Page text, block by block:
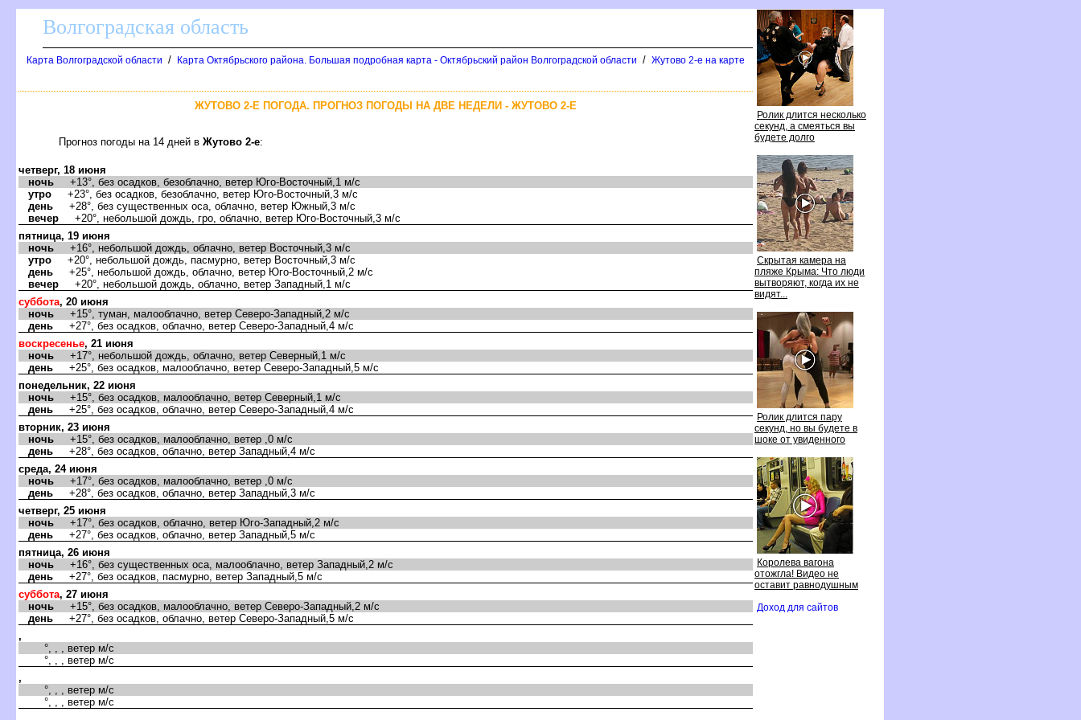
Ролик длится несколько
секунд, а смеяться вы
удете долго
Скрытая камера на
пляже Крыма: Что люди
ытворяют, когда их не
идят...
Ролик длится пару
секунд, но вы будете
шоке от увиденного
Королева вагона
отожгла! Видео не
оставит равнодушным
Доход для сайто
олгоградская область
Карта Волгоградской области / Карта Октябрьского района. Большая подробная карта - Октябрьский район Волгоградской области / Жутово 2-е на карте
ЖУТОВО 2-Е ПОГОДА. ПРОГНОЗ ПОГОДЫ НА ДВЕ НЕДЕЛИ - ЖУТОВО 2-Е
Прогноз погоды на 14 дней Жутово 2-е:
четверг, 18 июня
ночь +13°, без осадков, безоблачно, ветер Юго-Восточный,1 м/с
утро +23°, без осадков, безоблачно, ветер Юго-Восточный,3 м/с
день +28°, без существенных оса, облачно, ветер Южный,3 м/с
ечер +20°, небольшой дождь, гро, облачно, ветер Юго-Восточный,3 м/с
пятница, 19 июня
ночь +16°, небольшой дождь, облачно, ветер Восточный,3 м/с
утро +20°, небольшой дождь, пасмурно, ветер Восточный,3 м/с
день +25°, небольшой дождь, облачно, ветер Юго-Восточный,2 м/с
ечер +20°, небольшой дождь, облачно, ветер Западный,1 м/с
суббота, 20 июня
ночь +15°, туман, малооблачно, ветер Северо-Западный,2 м/с
день +27°, без осадков, облачно, ветер Северо-Западный,4 м/с
оскресенье, 21 июня
ночь +17°, небольшой дождь, облачно, ветер Северный,1 м/с
день +25°, без осадков, малооблачно, ветер Северо-Западный,5 м/с
понедельник, 22 июня
ночь +15°, без осадков, малооблачно, ветер Северный,1 м/с
день +25°, без осадков, облачно, ветер Северо-Западный,4 м/с
торник, 23 июня
ночь +15°, без осадков, малооблачно, ветер ,0 м/с
день +28°, без осадков, облачно, ветер Западный,4 м/с
среда, 24 июня
ночь +17°, без осадков, малооблачно, ветер ,0 м/с
день +28°, без осадков, облачно, ветер Западный,3 м/с
четверг, 25 июня
ночь +17°, без осадков, облачно, ветер Юго-Западный,2 м/с
день +27°, без осадков, облачно, ветер Западный,5 м/с
пятница, 26 июня
ночь +16°, без существенных оса, малооблачно, ветер Западный,2 м/с
день +27°, без осадков, пасмурно, ветер Западный,5 м/с
суббота, 27 июня
ночь +15°, без осадков, малооблачно, ветер Северо-Западный,2 м/с
день +27°, без осадков, облачно, ветер Северо-Западный,5 м/с
,
°, , , ветер м/с
°, , , ветер м/с
,
°, , , ветер м/с
°, , , ветер м/с